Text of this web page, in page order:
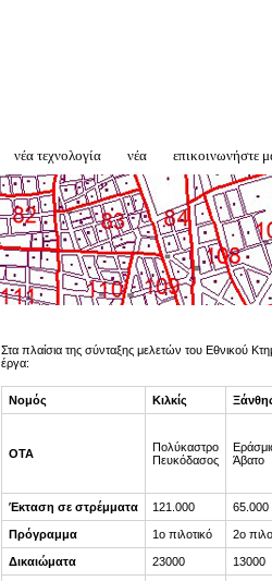
νέα τεχνολογία νέα επικοινωνήστε
Στα πλαίσια της σύνταξης μελετών του Εθνικού
έργα:
Νομός Κιλκίς
ΟΤΑ
Πολύκαστρο
Πευκόδασος
Άβατο
Έκταση σε στρέμματα 121.000 65.000
Πρόγραμμα 1ο πιλοτικό 2ο
Δικαιώματα 23000 13000